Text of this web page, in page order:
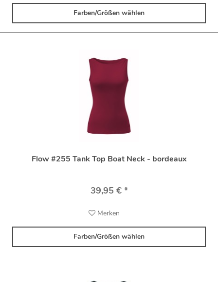
Farben/Größen wählen
Flow #255 Tank Top Boat Neck - bordeaux
39,95 € *
Merken
Farben/Größen wählen